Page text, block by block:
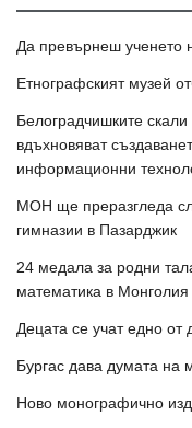
Да превърнеш ученето
Етнографският музей
Белоградчишките
вдъхновяват
информационни
МОН ще преразгледа
гимназии в Пазарджик
24 медала за родни
математика в Монголия
Децата се учат едно от
Бургас дава думата на
Ново монографично